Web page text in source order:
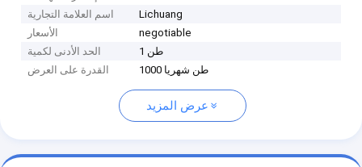
اسم العلامة التجارية
Lichuang
الأسعار
negotiable
الحد الأدنى لكمية
1 طن
القدرة على العرض
1000 طن شهريا
عرض المزيد